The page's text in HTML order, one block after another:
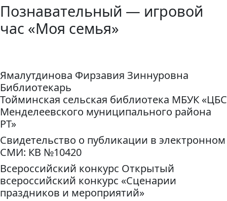
Познавательный — игровой
час «Моя семья»
Ямалутдинова Фирзавия Зиннуровна
Библиотекарь
Тойминская сельская библиотека МБУК «ЦБС
Менделеевского муниципального района
РТ»
Свидетельство о публикации в электронном
СМИ: КВ №10420
Всероссийский конкурс Открытый
всероссийский конкурс «Сценарии
праздников и мероприятий»